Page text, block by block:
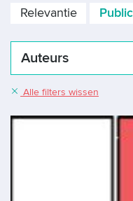
Auteurs
Alle filters wissen
Relevantie